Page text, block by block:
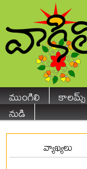
ముంగిలి కాలమ్స్
నుడి
వ్యాఖ్యలు